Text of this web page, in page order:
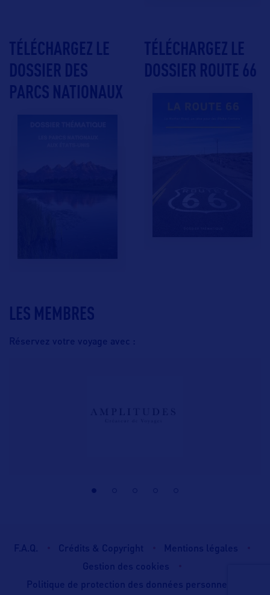
LES MEMBRES
Réservez votre voyage avec :
TÉLÉCHARGEZ LE
DOSSIER DES
PARCS NATIONAUX
TÉLÉCHARGEZ LE
DOSSIER ROUTE 66
F.A.Q. Crédits & Copyright
Mentions légales
Gestion des cookies
Politique de protection des données personnelles